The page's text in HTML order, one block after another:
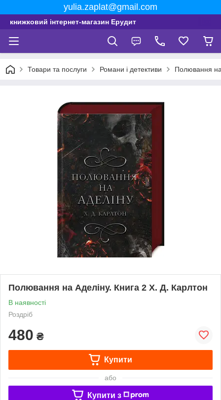
yulia.zaplat@gmail.com
книжковий інтернет-магазин Ерудит
Товари та послуги Романи і детективи Полювання
Полювання на Аделіну. Книга 2 Х. Д. Карлтон
В наявності
Роздріб
480 ₴
Купити
або
Купити з